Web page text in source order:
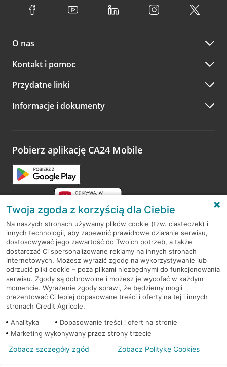
O nas
Kontakt i pomoc
Przydatne linki
Informacje i dokumenty
Pobierz aplikację CA24 Mobile
RODO
Regulamin serwisu
Mapa serwisu
PolitykaCookies
© 2026 Credit Agricole Bank Polska S.A. Wszelkie prawa zastrzeżone
Twoja zgoda z korzyścią dla Ciebie
Na naszych stronach używamy plików cookie (tzw. ciasteczek) i
innych technologii, aby zapewnić prawidłowe działanie serwisu,
dostosowywać jego zawartość do Twoich potrzeb, a także
dostarczać Ci spersonalizowane reklamy na innych stronach
internetowych. Możesz wyrazić zgodę na wykorzystywanie lub
odrzucić pliki cookie – poza plikami niezbędnymi do funkcjonowania
serwisu. Zgody są dobrowolne i możesz je wycofać w każdym
momencie. Wyrażenie zgody sprawi, że będziemy mogli
prezentować Ci lepiej dopasowane treści i oferty na tej i innych
stronach Credit Agricole.
Analityka
Dopasowanie treści i ofert na stronie
Marketing wykonywany przez strony trzecie
Zobacz szczegóły zgód Zobacz Politykę Cookies